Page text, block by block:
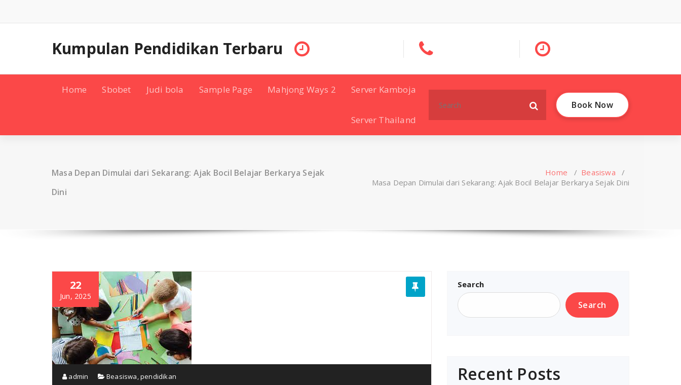
content
Kumpulan Pendidikan Terbaru
Home Sbobet Judi bola Sample Page Mahjong Ways 2 Server Kamboja
Server Thailand
for:
Book Now
Masa Depan Dimulai dari Sekarang: Ajak Bocil Belajar Berkarya Sejak
Dini
Home / Beasiswa /
Masa Depan Dimulai dari Sekarang: Ajak Bocil Belajar Berkarya Sejak Dini
22
Jun, 2025
admin Beasiswa,pendidikan
Search
Search
Recent Posts